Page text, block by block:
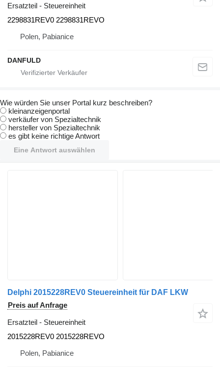
Ersatzteil - Steuereinheit
2298831REV0 2298831REVO
Polen, Pabianice
DANFULD
Wie würden Sie unser Portal kurz beschreiben?
kleinanzeigenportal
verkäufer von Spezialtechnik
hersteller von Spezialtechnik
es gibt keine richtige Antwort
Eine Antwort auswählen
Delphi 2015228REV0 Steuereinheit für DAF LKW
Preis auf Anfrage
Ersatzteil - Steuereinheit
2015228REV0 2015228REVO
Polen, Pabianice